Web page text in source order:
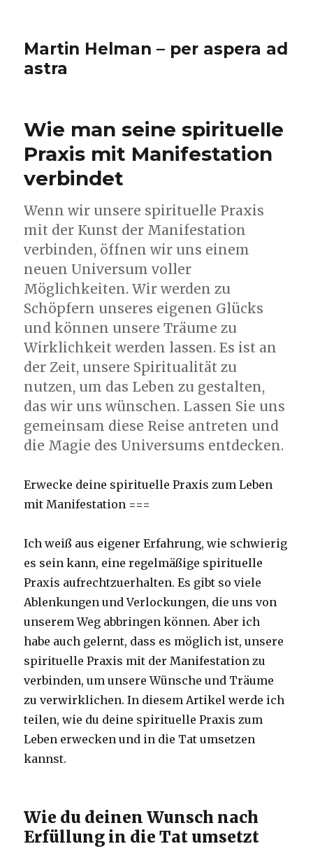
Martin Helman – per aspera ad
astra
Wie man seine spirituelle
Praxis mit Manifestation
verbindet
Wenn wir unsere spirituelle Praxis
mit der Kunst der Manifestation
verbinden, öffnen wir uns einem
neuen Universum voller
Möglichkeiten. Wir werden zu
Schöpfern unseres eigenen Glücks
und können unsere Träume zu
Wirklichkeit werden lassen. Es ist an
der Zeit, unsere Spiritualität zu
nutzen, um das Leben zu gestalten,
das wir uns wünschen. Lassen Sie uns
gemeinsam diese Reise antreten und
die Magie des Universums entdecken.
Erwecke deine spirituelle Praxis zum Leben
mit Manifestation ===
Ich weiß aus eigener Erfahrung, wie schwierig
es sein kann, eine regelmäßige spirituelle
Praxis aufrechtzuerhalten. Es gibt so viele
Ablenkungen und Verlockungen, die uns von
unserem Weg abbringen können. Aber ich
habe auch gelernt, dass es möglich ist, unsere
spirituelle Praxis mit der Manifestation zu
verbinden, um unsere Wünsche und Träume
zu verwirklichen. In diesem Artikel werde ich
teilen, wie du deine spirituelle Praxis zum
Leben erwecken und in die Tat umsetzen
kannst.
Wie du deinen Wunsch nach
Erfüllung in die Tat umsetzt